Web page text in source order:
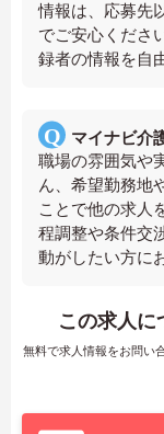
情報は、応募先
でご安心くださ
録者の情報を自
マイナビ介
職場の雰囲気や
ん、希望勤務地
ことで他の求人
程調整や条件交
動がしたい方に
この求人に
無料で求人情報をお問い